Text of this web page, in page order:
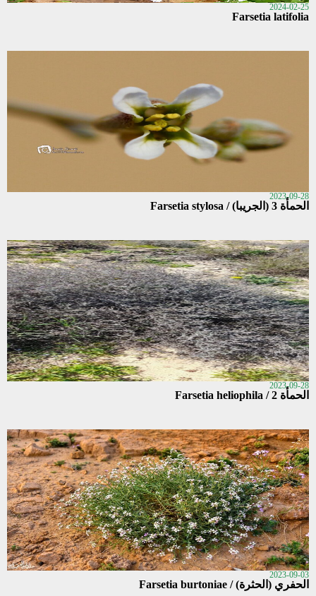
2024-02-25
Farsetia latifolia
2023-09-28
الحمأة 3 (الجريبا) / Farsetia stylosa
2023-09-28
الحمأة 2 / Farsetia heliophila
2023-09-03
الحفري (الحثرة) / Farsetia burtoniae